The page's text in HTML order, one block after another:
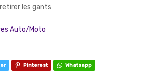
les gants
Auto/Moto
Pinterest Whatsapp